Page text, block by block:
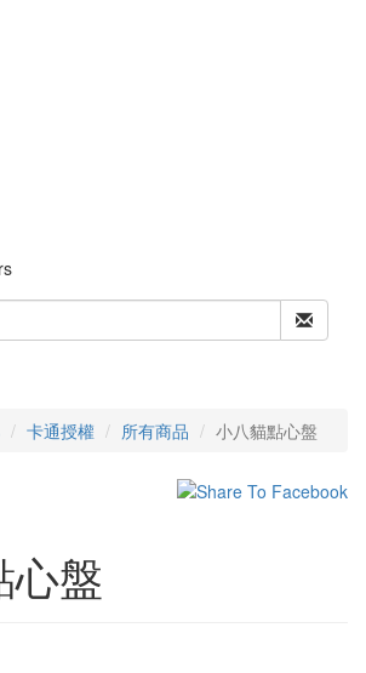
卡通授權 所有商品 小八貓點心盤
心盤